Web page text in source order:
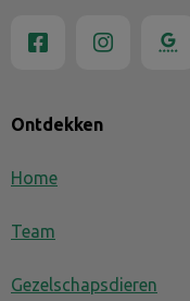
Ontdekken
Home
Team
Gezelschapsdieren